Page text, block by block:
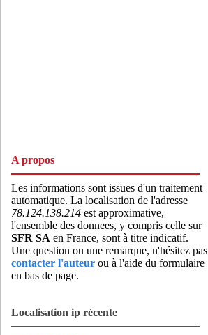
A propos
Les informations sont issues d'un traitement
automatique. La localisation de l'adresse
78.124.138.214 est approximative,
l'ensemble des donnees, y compris celle sur
SFR SA en France, sont à titre indicatif.
Une question ou une remarque, n'hésitez pas
contacter l'auteur ou à l'aide du formulaire
en bas de page.
Localisation ip récente